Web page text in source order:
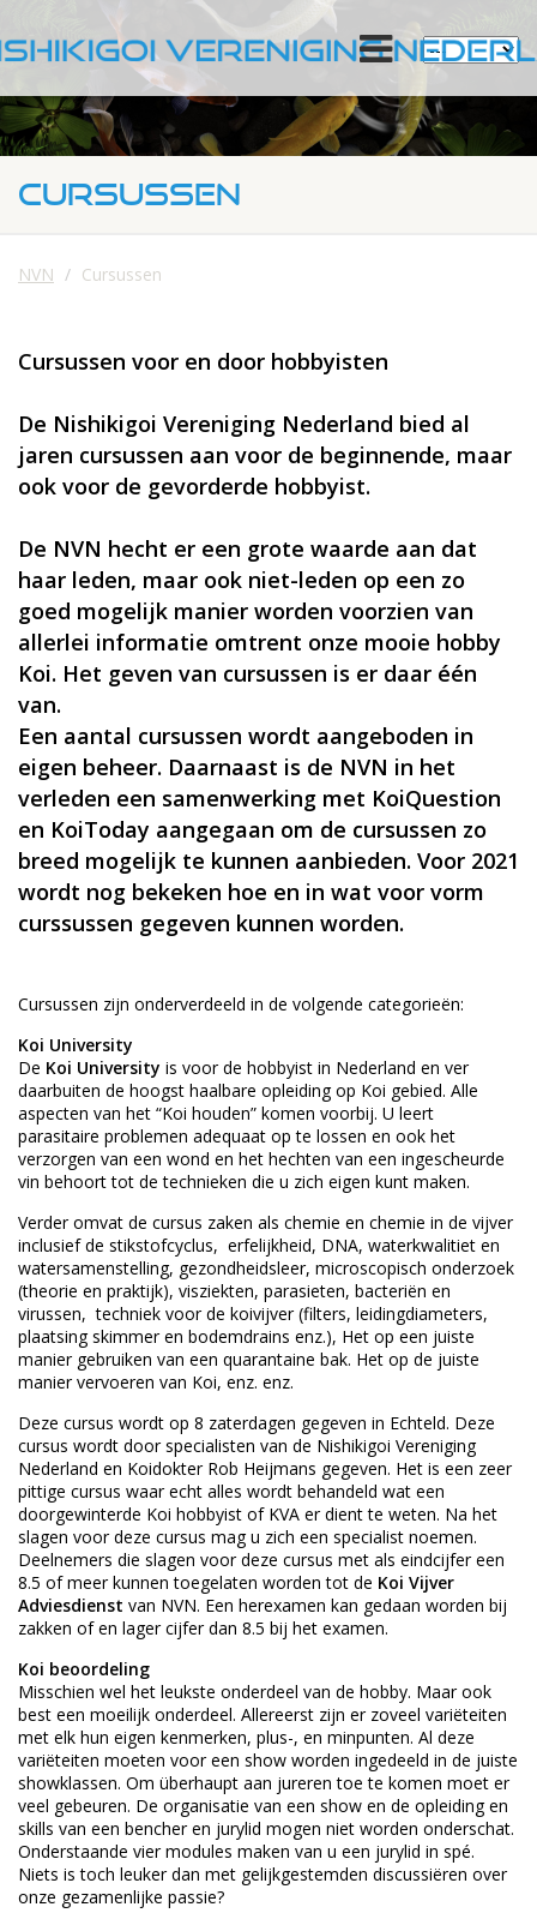
CURSUSSEN
NVN Cursussen
Cursussen voor en door hobbyisten
De Nishikigoi Vereniging Nederland bied al
jaren cursussen aan voor de beginnende, maar
ook voor de gevorderde hobbyist.
De NVN hecht er een grote waarde aan dat
haar leden, maar ook niet-leden op een zo
goed mogelijk manier worden voorzien van
allerlei informatie omtrent onze mooie hobby
Koi. Het geven van cursussen is er daar één
van.
Een aantal cursussen wordt aangeboden in
eigen beheer. Daarnaast is de NVN in het
verleden een samenwerking met KoiQuestion
en KoiToday aangegaan om de cursussen zo
breed mogelijk te kunnen aanbieden. Voor 2021
wordt nog bekeken hoe en in wat voor vorm
curssussen gegeven kunnen worden.
Cursussen zijn onderverdeeld in de volgende categorieën:
Koi University
De Koi University is voor de hobbyist in Nederland en ver
daarbuiten de hoogst haalbare opleiding op Koi gebied. Alle
aspecten van het “Koi houden” komen voorbij. U leert
parasitaire problemen adequaat op te lossen en ook het
verzorgen van een wond en het hechten van een ingescheurde
vin behoort tot de technieken die u zich eigen kunt maken.
Verder omvat de cursus zaken als chemie en chemie in de vijver
inclusief de stikstofcyclus, erfelijkheid, DNA, waterkwalitiet en
watersamenstelling, gezondheidsleer, microscopisch onderzoek
(theorie en praktijk), visziekten, parasieten, bacteriën en
virussen, techniek voor de koivijver (filters, leidingdiameters,
plaatsing skimmer en bodemdrains enz.), Het op een juiste
manier gebruiken van een quarantaine bak. Het op de juiste
manier vervoeren van Koi, enz. enz.
Deze cursus wordt op 8 zaterdagen gegeven in Echteld. Deze
cursus wordt door specialisten van de Nishikigoi Vereniging
Nederland en Koidokter Rob Heijmans gegeven. Het is een zeer
pittige cursus waar echt alles wordt behandeld wat een
doorgewinterde Koi hobbyist of KVA er dient te weten. Na het
slagen voor deze cursus mag u zich een specialist noemen.
Deelnemers die slagen voor deze cursus met als eindcijfer een
8.5 of meer kunnen toegelaten worden tot de Koi Vijver
Adviesdienst van NVN. Een herexamen kan gedaan worden bij
zakken of en lager cijfer dan 8.5 bij het examen.
Koi beoordeling
Misschien wel het leukste onderdeel van de hobby. Maar ook
best een moeilijk onderdeel. Allereerst zijn er zoveel variëteiten
met elk hun eigen kenmerken, plus-, en minpunten. Al deze
variëteiten moeten voor een show worden ingedeeld in de juiste
showklassen. Om überhaupt aan jureren toe te komen moet er
veel gebeuren. De organisatie van een show en de opleiding en
skills van een bencher en jurylid mogen niet worden onderschat.
Onderstaande vier modules maken van u een jurylid in spé.
Niets is toch leuker dan met gelijkgestemden discussiëren over
onze gezamenlijke passie?